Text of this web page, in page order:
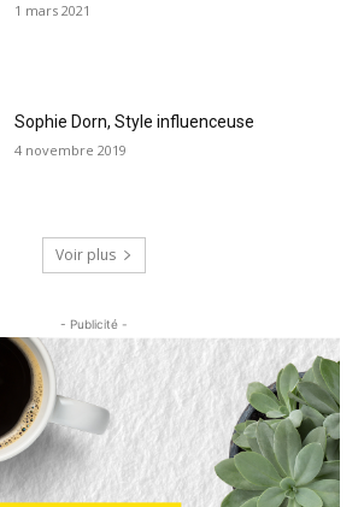
1 mars 2021
Sophie Dorn, Style influenceuse
4 novembre 2019
Voir plus
- Publicité -